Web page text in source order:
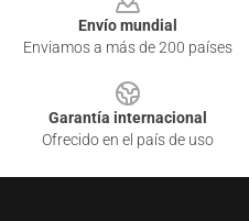
Envío mundial
Enviamos a más de 200 países
Garantía internacional
Ofrecido en el país de uso